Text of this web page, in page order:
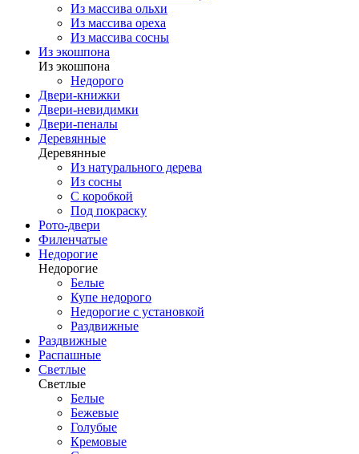
Из массива ольхи
Из массива ореха
Из массива сосны
Из экошпона
Из экошпона
Недорого
Двери-книжки
Двери-невидимки
Двери-пеналы
Деревянные
Деревянные
Из натурального дерева
Из сосны
С коробкой
Под покраску
Рото-двери
Филенчатые
Недорогие
Недорогие
Белые
Купе недорого
Недорогие с установкой
Раздвижные
Раздвижные
Распашные
Светлые
Светлые
Белые
Бежевые
Голубые
Кремовые